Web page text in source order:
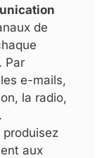
de
Par
e-mails,
la radio,
produisez
aux